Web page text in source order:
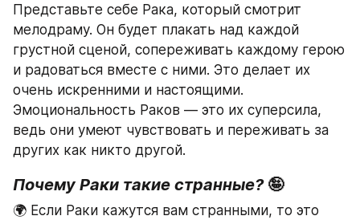
Представьте себе Рака, который смотрит
мелодраму. Он будет плакать над каждой
грустной сценой, сопереживать каждому герою
и радоваться вместе с ними. Это делает их
очень искренними и настоящими.
Эмоциональность Раков — это их суперсила,
ведь они умеют чувствовать и переживать за
других как никто другой.
Почему Раки такие странные? 🤪
🌍 Если Раки кажутся вам странными, то это